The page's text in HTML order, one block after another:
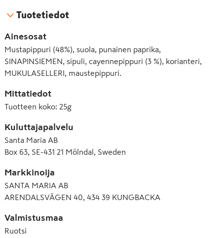
Tuotetiedot
Ainesosat
Mustapippuri (48%), suola, punainen paprika,
SINAPINSIEMEN, sipuli, cayennepippuri (3 %), korianteri,
MUKULASELLERI, maustepippuri.
Mittatiedot
Tuotteen koko: 25g
Kuluttajapalvelu
Santa Maria AB
Box 63, SE-431 21 Mölndal, Sweden
Markkinoija
SANTA MARIA AB
ARENDALSVÄGEN 40, 434 39 KUNGBACKA
Valmistusmaa
Ruotsi